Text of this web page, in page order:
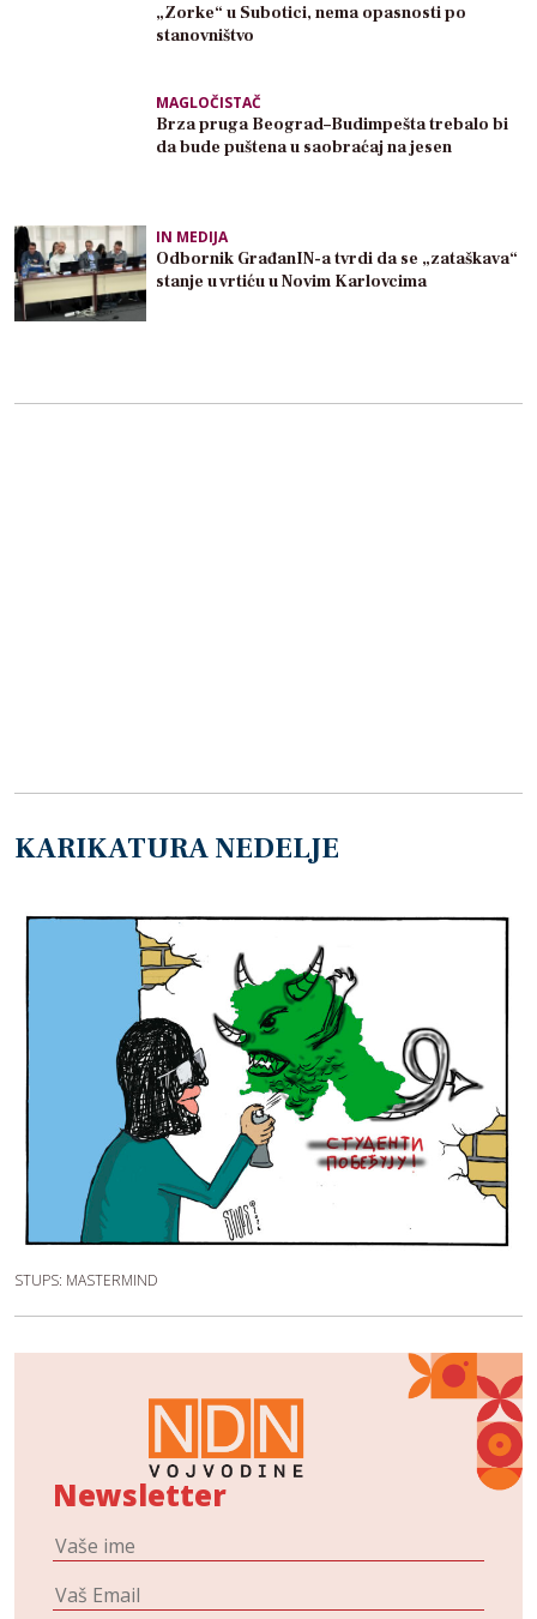
„Zorke“ u Subotici, nema opasnosti po
stanovništvo
MAGLOČISTAČ
Brza pruga Beograd–Budimpešta trebalo bi
da bude puštena u saobraćaj na jesen
IN MEDIJA
Odbornik GrađanIN-a tvrdi da se „zataškava“
stanje u vrtiću u Novim Karlovcima
KARIKATURA NEDELJE
STUPS: MASTERMIND
Newsletter